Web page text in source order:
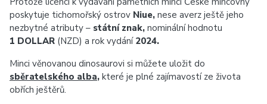
poskytuje tichomořský ostrov Niue, nese averz ještě jeho
nezbytné atributy – státní znak, nominální hodnotu
1 DOLLAR (NZD) a rok vydání 2024.
Minci věnovanou dinosaurovi si můžete uložit do
sběratelského alba, které je plné zajímavostí ze života
obřích ještěrů.